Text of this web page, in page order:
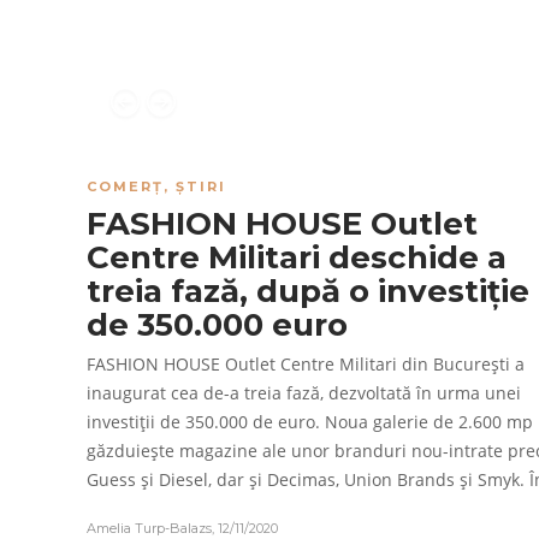
COMERȚ , ȘTIRI
FASHION HOUSE Outlet
Centre Militari deschide a
treia fază, după o investiție
de 350.000 euro
FASHION HOUSE Outlet Centre Militari din București a
inaugurat cea de-a treia fază, dezvoltată în urma unei
investiții de 350.000 de euro. Noua galerie de 2.600 mp
găzduiește magazine ale unor branduri nou-intrate
Guess și Diesel, dar și Decimas, Union Brands și Smyk.
Amelia Turp-Balazs, 12/11/2020